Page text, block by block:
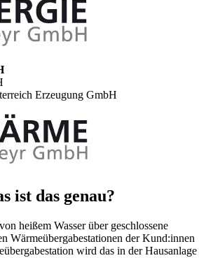
Erzeugung GmbH
ist das genau?
heißem Wasser über geschlossene
Wärmeübergabestationen der Kund:innen
wird das in der Hausanlage